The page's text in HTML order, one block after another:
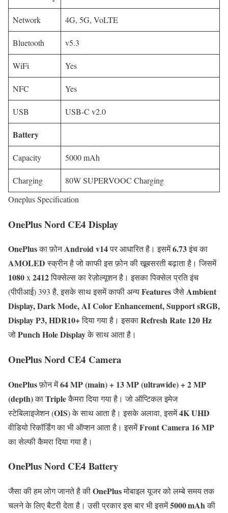
Network 4G, 5G, VoLTE
Bluetooth v5.3
WiFi Yes
NFC Yes
USB USB-C v2.0
Battery
Capacity 5000 mAh
Charging
80W SUPERVOOC Charging
Oneplus Specification
OnePlus Nord CE4 Display
OnePlusका फ़ोनAndroid v14पर आधारित है। इसमें6.73इंच का
AMOLEDस्क्रीन है जो काफी इस फ़ोन की खूबसरती बढ़ाता है। जिसमें
1080x2412पिक्सेल्स का रेज़ोल्यूशन है। इसका पिक्सेल प्रति इंच
(पीपीआई) 393 है, इसके साथ इसमें काफी अन्यFeaturesजैसेAmbient
Display, Dark Mode, AI Color Enhancement, Support sRGB,
Display P3, HDR10+दिया गया है। इसकाRefresh Rate 120 Hz
जोPunch Hole Displayके साथ आता है।
OnePlus Nord CE4 Camera
OnePlusफ़ोन में64 MP (main) + 13 MP (ultrawide) + 2 MP
(depth)काTripleकैमरा दिया गया है। जो ऑप्टिकल इमेज
स्टेबिलाइजेशन (OIS) के साथ आता है। इसके अलावा, इसमें4K UHD
वीडियो रिकॉर्डिंग का भी ऑप्शन आता है। इसमेंFront Camera 16 MP
का सेल्फी कैमरा दिया गया है।
OnePlus Nord CE4 Battery
जैसा की हम लोग जानते है कीOnePlusमोबाइल यूजर को लम्बे समय तक
चलने के लिए बैटरी देता है। उसी प्रकार इस बार भी इसमें5000 mAhकी